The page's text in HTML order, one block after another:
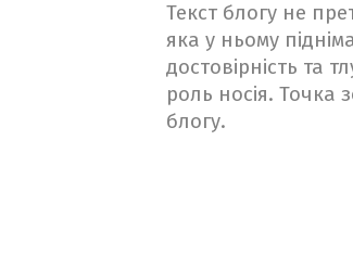
Текст блогу не
яка у ньому
достовірність та
роль носія. Точка
блогу.